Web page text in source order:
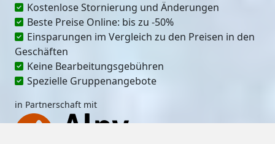
Kostenlose Stornierung und Änderungen
Beste Preise Online: bis zu -50%
Einsparungen im Vergleich zu den Preisen in den
Geschäften
Keine Bearbeitungsgebühren
Spezielle Gruppenangebote
in Partnerschaft mit